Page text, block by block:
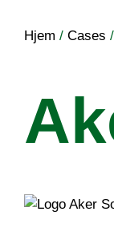
Hjem / Cases /